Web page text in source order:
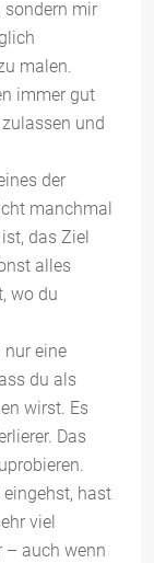
sondern mir
malen.
immer gut
und
der
manchmal
das Ziel
alles
wo du
nur eine
du als
wirst. Es
Das
hast
viel
– auch wenn